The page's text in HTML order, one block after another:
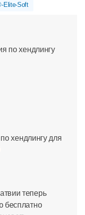
Elite-Soft
хендлингу для